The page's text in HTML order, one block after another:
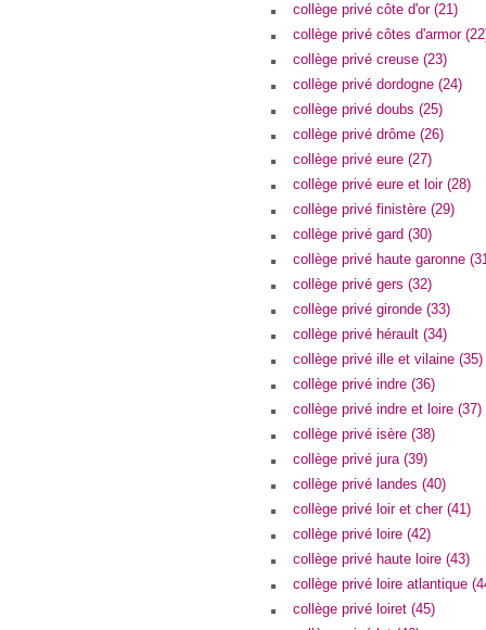
collège privé côte d'or (21)
collège privé côtes d'armor
collège privé creuse (23)
collège privé dordogne (24)
collège privé doubs (25)
collège privé drôme (26)
collège privé eure (27)
collège privé eure et loir (28)
collège privé finistère (29)
collège privé gard (30)
collège privé haute garonne
collège privé gers (32)
collège privé gironde (33)
collège privé hérault (34)
collège privé ille et vilaine (35)
collège privé indre (36)
collège privé indre et loire (37)
collège privé isère (38)
collège privé jura (39)
collège privé landes (40)
collège privé loir et cher (41)
collège privé loire (42)
collège privé haute loire (43)
collège privé loire atlantique
collège privé loiret (45)